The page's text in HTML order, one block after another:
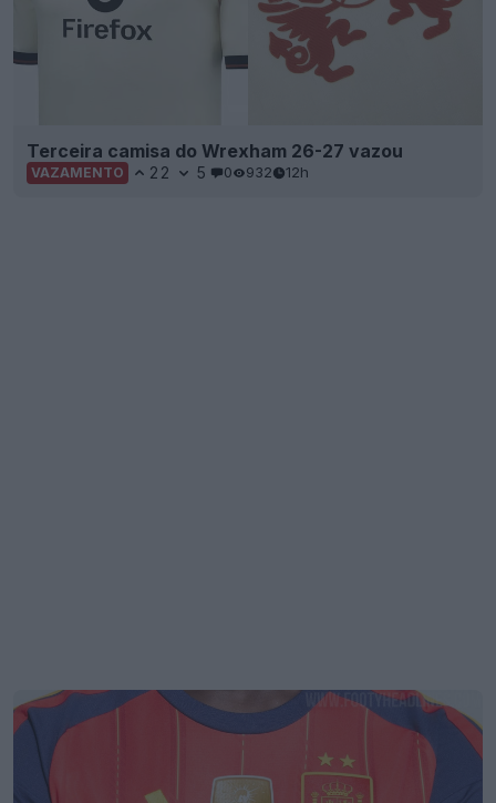
Terceira camisa do Wrexham 26-27 vazou
VAZAMENTO 22 5 0 932 12h